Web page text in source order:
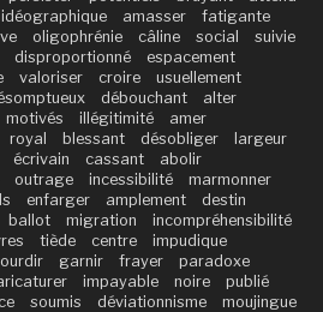
idéographique amasser
fatigante
oligophrénie câline social
suivie
disproportionné
espacement
valoriser croire
usuellement
débouchant
alter
motivés illégitimité
amer
royal blessant désobliger
largeur
écrivain cassant
abolir
outrage incessibilité
marmonner
enfarger amplement
destin
ballot migration
incompréhensibilité
tiède centre
impudique
garnir frayer
paradoxe
impayable noire
publié
soumis déviationnisme moujingue